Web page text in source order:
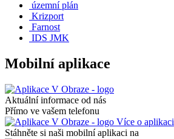
územní plán
Krizport
Farnost
IDS JMK
Mobilní aplikace
Aktuální informace od nás
Přímo ve vašem telefonu
Více o aplikaci
Stáhněte si naši mobilní aplikaci na